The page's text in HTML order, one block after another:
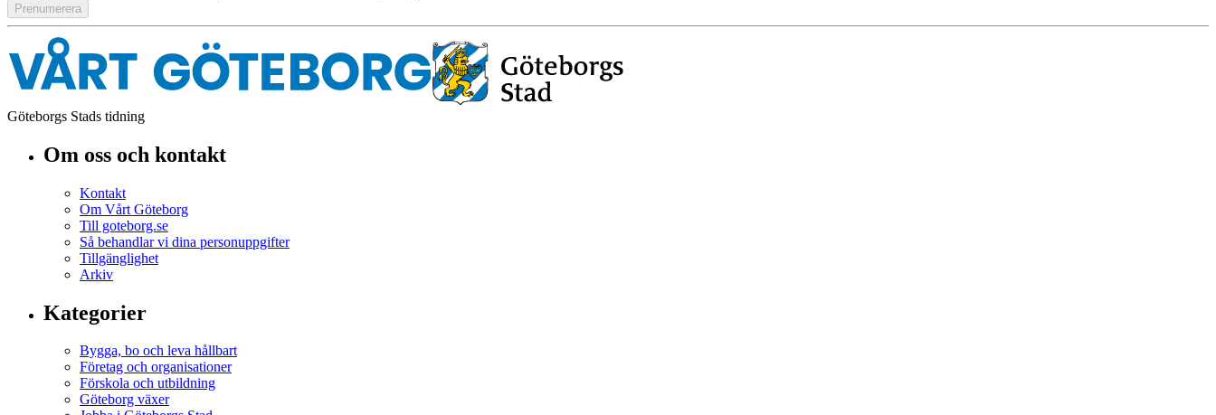
Göteborgs Stads tidning
Om oss och kontakt
Kontakt
Om Vårt Göteborg
Till goteborg.se
Så behandlar vi dina personuppgifter
Tillgänglighet
Arkiv
Kategorier
Bygga, bo och leva hållbart
Företag och organisationer
Förskola och utbildning
Göteborg växer